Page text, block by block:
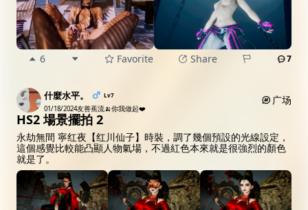
6 Favorite Share 7
什麼水平。 Lv7
01/18/2024友善蕉流🍌你我做起❤️
广场
HS2 場景擺拍 2
永劫無間 寧红夜【红川仙子】時裝，調了幾個預設的光線設定，
這個感覺比較能凸顯人物氣場，不過紅色本來就是很強烈的顏色
就是了。